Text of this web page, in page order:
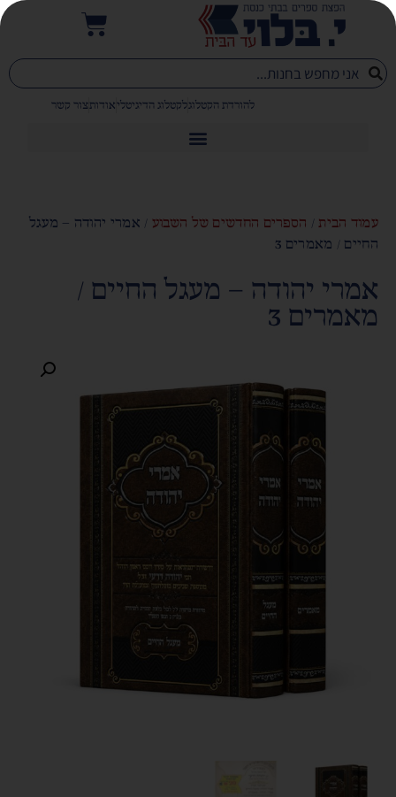
להורדת הקטלוגלקטלוג הדיגיטליאודותצור קשר
עמוד הבית/ הספרים החדשים של השבוע / אמרי יהודה – מעגל
החיים / מאמרים 3
אמרי יהודה – מעגל החיים /
מאמרים 3